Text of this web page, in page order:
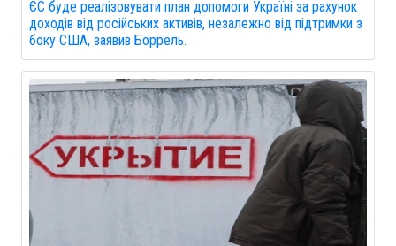
ЄС буде реалізовувати план допомоги Україні за рахунок
доходів від російських активів, незалежно від підтримки з
боку США, заявив Боррель.